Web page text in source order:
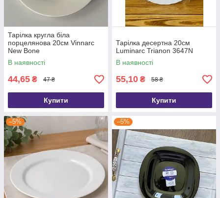
Тарілка кругла біла
порцелянова 20см Vinnarc
New Bone
В наявності
44,65 ₴ 47 ₴
Купити
Тарілка десертна 20см
Luminarc Trianon 3647N
В наявності
55,10 ₴ 58 ₴
Купити
–5% –5%